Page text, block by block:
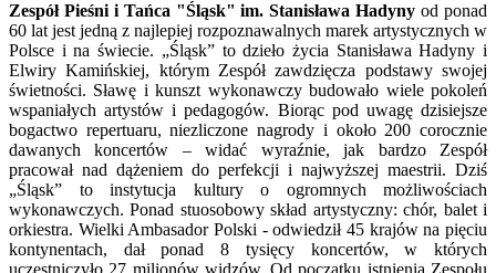
Zespół Pieśni i Tańca "Śląsk" im. Stanisława Hadyny od ponad
60 lat jest jedną z najlepiej rozpoznawalnych marek artystycznych w
Polsce i na świecie. „Śląsk” to dzieło życia Stanisława Hadyny i
Elwiry Kamińskiej, którym Zespół zawdzięcza podstawy swojej
świetności. Sławę i kunszt wykonawczy budowało wiele pokoleń
wspaniałych artystów i pedagogów. Biorąc pod uwagę dzisiejsze
bogactwo repertuaru, niezliczone nagrody i około 200 corocznie
dawanych koncertów – widać wyraźnie, jak bardzo Zespół
pracował nad dążeniem do perfekcji i najwyższej maestrii. Dziś
„Śląsk” to instytucja kultury o ogromnych możliwościach
wykonawczych. Ponad stuosobowy skład artystyczny: chór, balet i
orkiestra. Wielki Ambasador Polski - odwiedził 45 krajów na pięciu
kontynentach, dał ponad 8 tysięcy koncertów, w których